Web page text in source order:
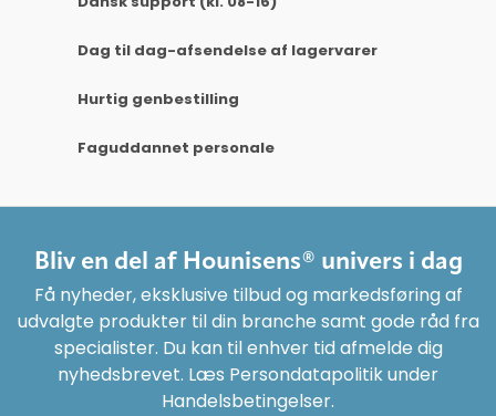
Dag til dag-afsendelse af lagervarer
Hurtig genbestilling
Faguddannet personale
Bliv en del af Hounisens® univers i dag
Få nyheder, eksklusive tilbud og markedsføring af
udvalgte produkter til din branche samt gode råd fra
specialister. Du kan til enhver tid afmelde dig
nyhedsbrevet. Læs Persondatapolitik under
Handelsbetingelser.